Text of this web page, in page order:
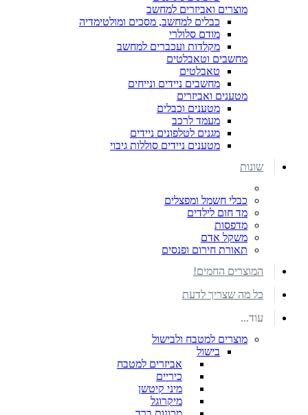
מוצרים ואביזרים למחשב
כבלים למחשב, מסכים ומולטימדיה
מודם סלולרי
מקלדות ועכברים למחשב
מחשבים וטאבלטים
טאבלטים
מחשבים ניידים ונייחים
מטענים ואביזרים
מטענים וכבלים
מעמד לרכב
מגנים לטלפונים ניידים
מטענים ניידים סוללות גיבוי
שונות
כבלי חשמל ומפצלים
מד חום לילדים
מדפסות
משקל אדם
תאורת חירום ופנסים
המוצרים החמים!
כל מה שצריך לדעת
עוד...
מוצרים למטבח ולבישול
בישול
אביזרים למטבח
כיריים
מיני קיטשן
מיקרוגל